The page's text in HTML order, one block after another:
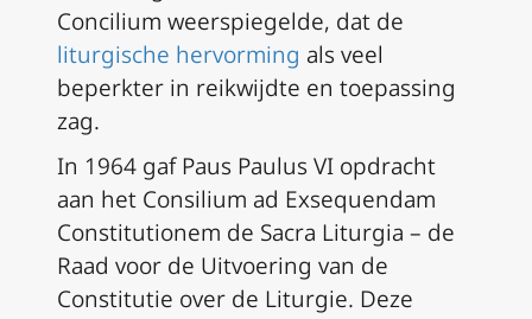
Concilium weerspiegelde, dat de
liturgische hervorming als veel
beperkter in reikwijdte en toepassing
zag.
In 1964 gaf Paus Paulus VI opdracht
aan het Consilium ad Exsequendam
Constitutionem de Sacra Liturgia – de
Raad voor de Uitvoering van de
Constitutie over de Liturgie. Deze